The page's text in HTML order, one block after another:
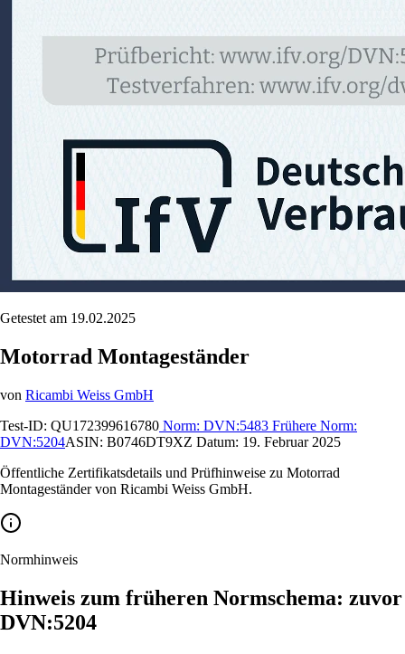
Getestet am 19.02.2025
Motorrad Montageständer
von Ricambi Weiss GmbH
Test-ID: QU172399616780 Norm: DVN:5483 Frühere Norm:
DVN:5204ASIN: B0746DT9XZ Datum: 19. Februar 2025
Öffentliche Zertifikatsdetails und Prüfhinweise zu Motorrad
Montageständer von Ricambi Weiss GmbH.
Normhinweis
Hinweis zum früheren Normschema: zuvor
DVN:5204